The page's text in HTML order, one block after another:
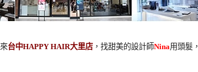
台中HAPPY HAIR大里店，找甜美的設計師Nina用頭髮，